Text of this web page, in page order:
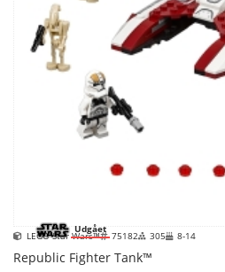
Udgået
LEGO Star Wars™ 75182 305 8-14
Republic Fighter Tank™